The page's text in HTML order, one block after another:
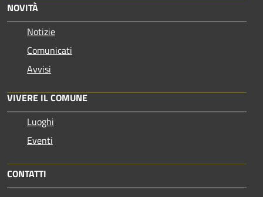
NOVITÀ
Notizie
Comunicati
Avvisi
VIVERE IL COMUNE
Luoghi
Eventi
CONTATTI